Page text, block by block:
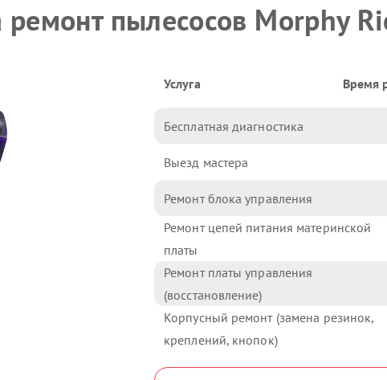
ремонт пылесосов Morphy
Услуга Время
Бесплатная диагностика
Выезд мастера
Ремонт блока управления
Ремонт цепей питания материнской
платы
Ремонт платы управления
(восстановление)
Корпусный ремонт (замена резинок,
креплений, кнопок)